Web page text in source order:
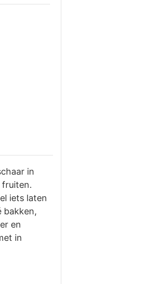
in
fruiten.
iets laten
bakken,
en
in